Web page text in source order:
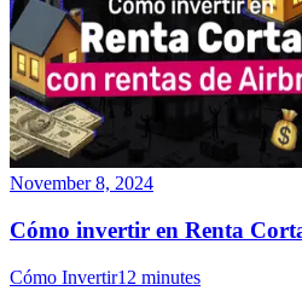
November 8, 2024
Cómo invertir en Renta
Cómo Invertir12 minutes